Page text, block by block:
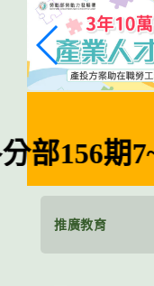
塊
期7~9
推廣教育